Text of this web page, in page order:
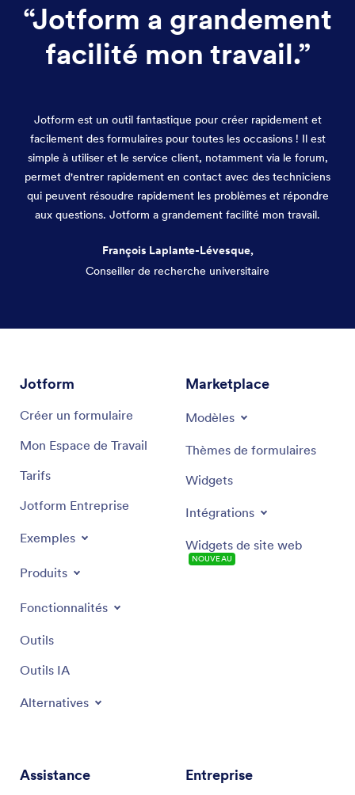
“Jotform a grandement
facilité mon travail.”
Jotform est un outil fantastique pour créer rapidement et
facilement des formulaires pour toutes les occasions ! Il est
simple à utiliser et le service client, notamment via le forum,
permet d'entrer rapidement en contact avec des techniciens
qui peuvent résoudre rapidement les problèmes et répondre
aux questions. Jotform a grandement facilité mon travail.
François Laplante-Lévesque,
Conseiller de recherche universitaire
Jotform
Créer un formulaire
Mon Espace de Travail
Tarifs
Jotform Entreprise
Exemples
Produits
Fonctionnalités
Outils
Outils IA
Alternatives
Marketplace
Modèles
Thèmes de formulaires
Widgets
Intégrations
Widgets de site web
NOUVEAU
Assistance Entreprise